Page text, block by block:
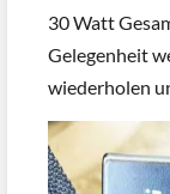
30 Watt
Gelegenheit
wiederholen